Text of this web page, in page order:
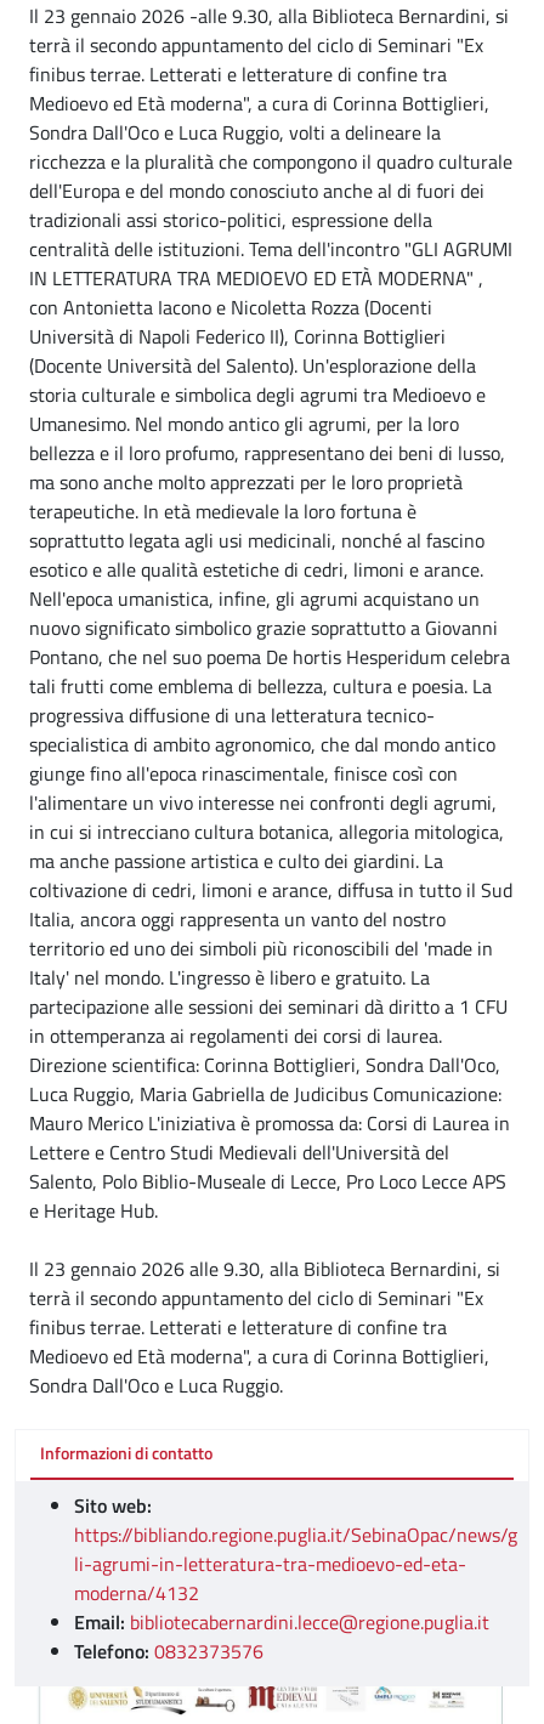
Il 23 gennaio 2026 -alle 9.30, alla Biblioteca Bernardini, si
terrà il secondo appuntamento del ciclo di Seminari "Ex
finibus terrae. Letterati e letterature di confine tra
Medioevo ed Età moderna", a cura di Corinna Bottiglieri,
Sondra Dall'Oco e Luca Ruggio, volti a delineare la
ricchezza e la pluralità che compongono il quadro culturale
dell'Europa e del mondo conosciuto anche al di fuori dei
tradizionali assi storico-politici, espressione della
centralità delle istituzioni. Tema dell'incontro "GLI AGRUMI
IN LETTERATURA TRA MEDIOEVO ED ETÀ MODERNA" ,
con Antonietta Iacono e Nicoletta Rozza (Docenti
Università di Napoli Federico II), Corinna Bottiglieri
(Docente Università del Salento). Un'esplorazione della
storia culturale e simbolica degli agrumi tra Medioevo e
Umanesimo. Nel mondo antico gli agrumi, per la loro
bellezza e il loro profumo, rappresentano dei beni di lusso,
ma sono anche molto apprezzati per le loro proprietà
terapeutiche. In età medievale la loro fortuna è
soprattutto legata agli usi medicinali, nonché al fascino
esotico e alle qualità estetiche di cedri, limoni e arance.
Nell'epoca umanistica, infine, gli agrumi acquistano un
nuovo significato simbolico grazie soprattutto a Giovanni
Pontano, che nel suo poema De hortis Hesperidum celebra
tali frutti come emblema di bellezza, cultura e poesia. La
progressiva diffusione di una letteratura tecnico-
specialistica di ambito agronomico, che dal mondo antico
giunge fino all'epoca rinascimentale, finisce così con
l'alimentare un vivo interesse nei confronti degli agrumi,
in cui si intrecciano cultura botanica, allegoria mitologica,
ma anche passione artistica e culto dei giardini. La
coltivazione di cedri, limoni e arance, diffusa in tutto il Sud
Italia, ancora oggi rappresenta un vanto del nostro
territorio ed uno dei simboli più riconoscibili del 'made in
Italy' nel mondo. L'ingresso è libero e gratuito. La
partecipazione alle sessioni dei seminari dà diritto a 1 CFU
in ottemperanza ai regolamenti dei corsi di laurea.
Direzione scientifica: Corinna Bottiglieri, Sondra Dall'Oco,
Luca Ruggio, Maria Gabriella de Judicibus Comunicazione:
Mauro Merico L'iniziativa è promossa da: Corsi di Laurea in
Lettere e Centro Studi Medievali dell'Università del
Salento, Polo Biblio-Museale di Lecce, Pro Loco Lecce APS
e Heritage Hub.
Il 23 gennaio 2026 alle 9.30, alla Biblioteca Bernardini, si
terrà il secondo appuntamento del ciclo di Seminari "Ex
finibus terrae. Letterati e letterature di confine tra
Medioevo ed Età moderna", a cura di Corinna Bottiglieri,
Sondra Dall'Oco e Luca Ruggio.
Informazioni di contatto
Sito web:
https://bibliando.regione.puglia.it/SebinaOpac/news/g
li-agrumi-in-letteratura-tra-medioevo-ed-eta-
moderna/4132
Email: bibliotecabernardini.lecce@regione.puglia.it
Telefono: 0832373576